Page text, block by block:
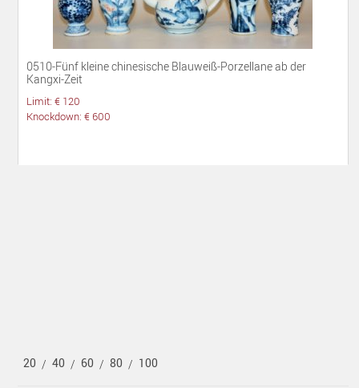
0510-Fünf kleine chinesische Blauweiß-Porzellane ab der
Kangxi-Zeit
Limit: € 120
Knockdown: € 600
20 / 40 / 60 / 80 / 100